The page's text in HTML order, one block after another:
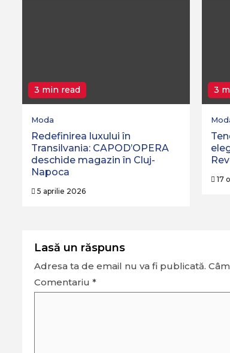
3 min read
Moda
Redefinirea luxului în
Transilvania: CAPOD’OPERA
deschide magazin în Cluj-
Napoca
5 aprilie 2026
3
17
Lasă un răspuns
Adresa ta de email nu va fi publicată.
Comentariu *